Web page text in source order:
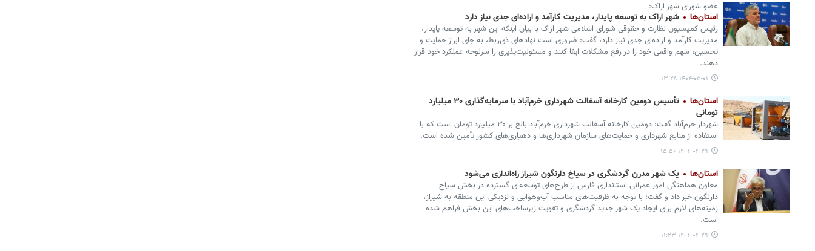
عضو شورای شهر اراک:
استان‌ها شهر اراک به توسعه پایدار، مدیریت کارآمد و اراده‌ای جدی نیاز دارد
رئیس کمیسیون نظارت و حقوقی شورای اسلامی شهر اراک با بیان اینکه این شهر به توسعه پایدار،
مدیریت کارآمد و اراده‌ای جدی نیاز دارد، گفت: ضروری است نهادهای ذی‌ربط، به جای ابراز حمایت و
تحسین، سهم واقعی خود را در رفع مشکلات ایفا کنند و مسئولیت‌پذیری را سرلوحه عملکرد خود قرار
دهند.
۱۴۰۴-۰۵-۰۱ ۱۳:۲۸
استان‌ها
تأسیس دومین کارخانه آسفالت شهرداری خرم‌آباد با سرمایه‌گذاری ۳۰ میلیارد
تومانی
شهردار خرم‌آباد گفت: دومین کارخانه آسفالت شهرداری خرم‌آباد بالغ بر ۳۰ میلیارد تومان است که با
استفاده از منابع شهرداری و حمایت‌های سازمان شهرداری‌ها و دهیاری‌های کشور تأمین شده است.
۱۴۰۴-۰۴-۲۹ ۱۵:۵۶
استان‌ها یک شهر مدرن گردشگری در سیاخ دارنگون شیراز راه‌اندازی می‌شود
معاون هماهنگی امور عمرانی استانداری فارس از طرح‌های توسعه‌ای گسترده در بخش سیاخ
دارنگون خبر داد و گفت: با توجه به ظرفیت‌های مناسب آب‌وهوایی و نزدیکی این منطقه به شیراز،
زمینه‌های لازم برای ایجاد یک شهر جدید گردشگری و تقویت زیرساخت‌های این بخش فراهم شده
است.
۱۴۰۴-۰۴-۲۹ ۱۱:۲۳